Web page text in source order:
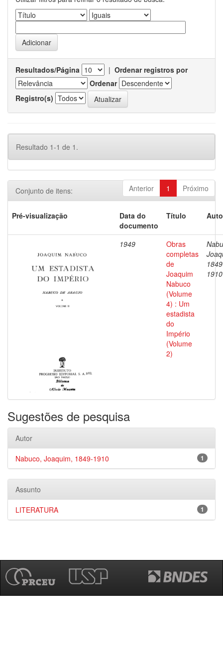
Resultados/Página | Ordenar registros por
Ordenar
Registro(s)
Resultado 1-1 de 1.
Anterior 1 Próximo
Conjunto de itens:
Pré-visualização
Data do
documento
Título
1949
Obras
completas
de
Joaquim
Nabuco
(Volume
4) : Um
estadista
do
Império
(Volume
2)
1910
Sugestões de pesquisa
Autor
1
Nabuco, Joaquim, 1849-1910
Assunto
1
LITERATURA